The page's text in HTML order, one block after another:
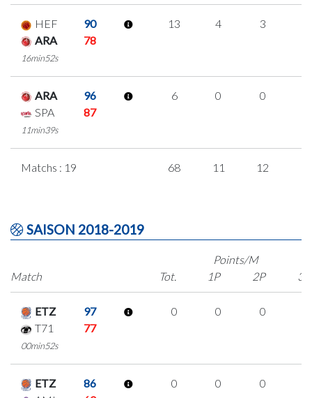
HEF
90
ARA
78
16min52s
13 4 3
ARA
96
SPA
87
11min39s
6 0 0
Matchs : 19 68 11 12
SAISON 2018-2019
Match
Points/M
Tot.
1P 2P 3P
ETZ
97
T71
77
00min52s
0 0 0
ETZ
86
0 0 0